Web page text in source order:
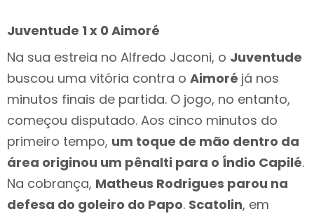
Juventude 1 x 0 Aimoré
Na sua estreia no Alfredo Jaconi, o Juventude
buscou uma vitória contra o Aimoré já nos
minutos finais de partida. O jogo, no entanto,
começou disputado. Aos cinco minutos do
primeiro tempo, um toque de mão dentro da
área originou um pênalti para o Índio Capilé.
Na cobrança, Matheus Rodrigues parou na
defesa do goleiro do Papo. Scatolin, em